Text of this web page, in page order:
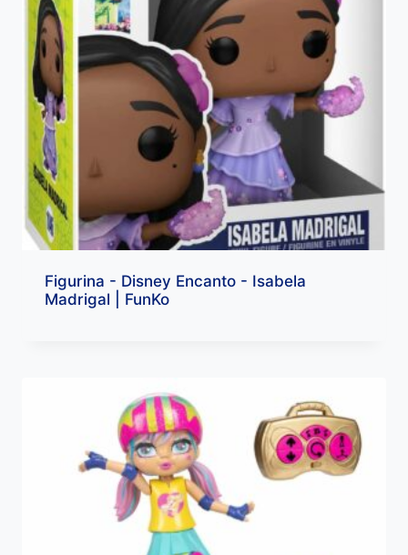
Figurina - Disney Encanto - Isabela
Madrigal | FunKo